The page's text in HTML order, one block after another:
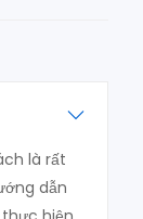
là rất
dẫn